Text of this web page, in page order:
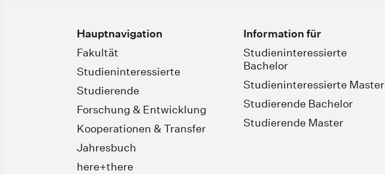
Hauptnavigation
Fakultät
Studieninteressierte
Studierende
Forschung & Entwicklung
Kooperationen & Transfer
Jahresbuch
here+there
Information für
Studieninteressierte
Bachelor
Studieninteressierte Master
Studierende Bachelor
Studierende Master